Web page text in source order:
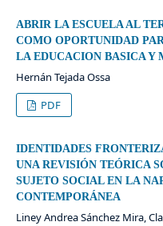
ABRIR LA ESCUELA AL
COMO OPORTUNIDAD
LA EDUCACION BASICA Y
Hernán Tejada Ossa
PDF
IDENTIDADES
UNA REVISIÓN TEÓRICA
SUJETO SOCIAL EN LA
CONTEMPORÁNEA
Liney Andrea Sánchez Mira,